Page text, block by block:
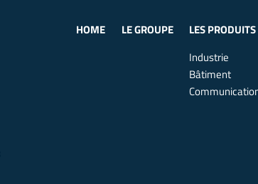
HOME LE GROUPE
LES PRODUITS
Industrie
Bâtiment